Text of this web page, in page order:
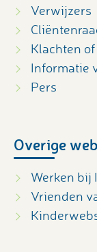
Verwijzers
Klachten
Informatie
Pers
Overige
Werken bij
Vrienden